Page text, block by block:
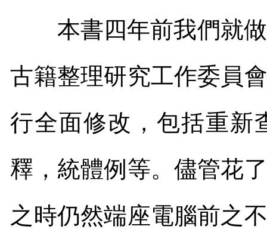
本書四年前我們就做
古籍整理研究工作委員
行全面修改，包括重新
釋，統體例等。儘管花
之時仍然端座電腦前之